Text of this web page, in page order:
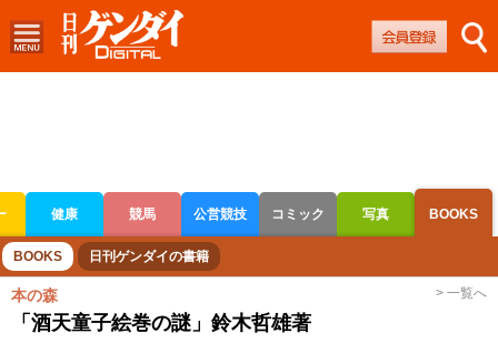
健康 競馬 公営競技 コミック 写真 BOOKS
ボートレース 競輪 オートレース
BOOKS 日刊ゲンダイの書籍
本の森 > 一覧へ
「酒天童子絵巻の謎」鈴木哲雄著